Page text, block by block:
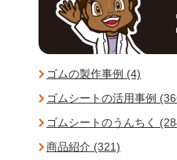
ゴムの製作事例 (4)
ゴムシートの活用事例
ゴムシートのうんちく
商品紹介 (321)